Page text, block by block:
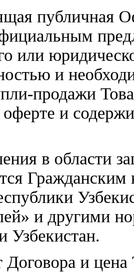
публичная
или
и
продажи
и
в области
Гражданским
и другими
Узбекистан.
и цена